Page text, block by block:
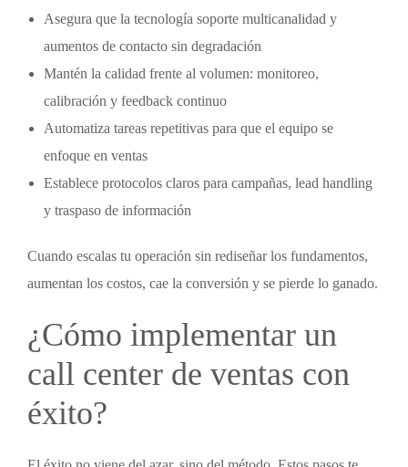
Asegura que la tecnología soporte multicanalidad y
aumentos de contacto sin degradación
Mantén la calidad frente al volumen: monitoreo,
calibración y feedback continuo
Automatiza tareas repetitivas para que el equipo se
enfoque en ventas
Establece protocolos claros para campañas, lead handling
y traspaso de información
Cuando escalas tu operación sin rediseñar los fundamentos,
aumentan los costos, cae la conversión y se pierde lo ganado.
¿Cómo implementar un
call center de ventas con
éxito?